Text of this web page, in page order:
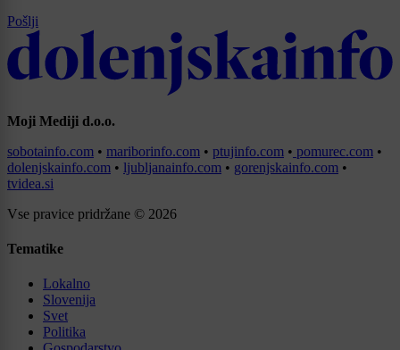
Pošlji
Moji Mediji d.o.o.
sobotainfo.com • mariborinfo.com • ptujinfo.com • pomurec.com •
dolenjskainfo.com • ljubljanainfo.com • gorenjskainfo.com •
tvidea.si
Vse pravice pridržane © 2026
Tematike
Lokalno
Slovenija
Svet
Politika